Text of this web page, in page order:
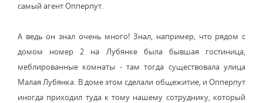
самый агент Опперпут.
А ведь он знал очень много! Знал, например, что рядом с
домом номер 2 на Лубянке была бывшая гостиница,
меблированные комнаты - там тогда существовала улица
Малая Лубянка. В доме этом сделали общежитие, и Опперпут
иногда приходил туда к тому нашему сотруднику, который